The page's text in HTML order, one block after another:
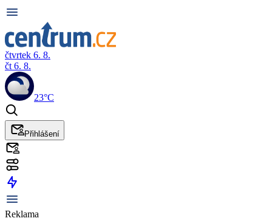
čtvrtek 6. 8.
čt 6. 8.
23°C
Přihlášení
Reklama